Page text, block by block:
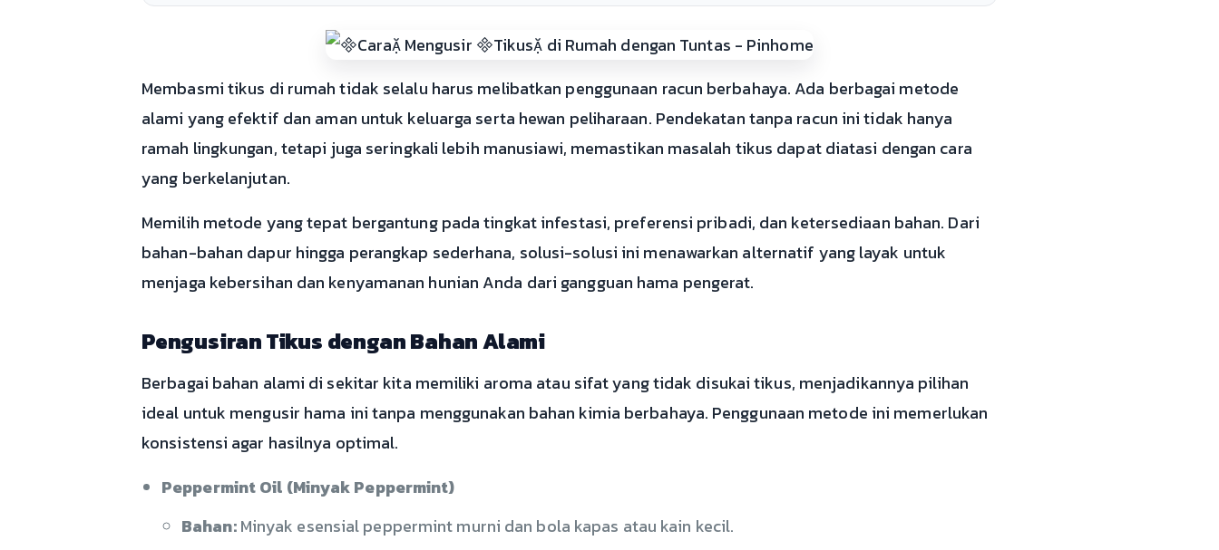
Membasmi tikus di rumah tidak selalu harus melibatkan penggunaan racun berbahaya. Ada berbagai metode
alami yang efektif dan aman untuk keluarga serta hewan peliharaan. Pendekatan tanpa racun ini tidak hanya
ramah lingkungan, tetapi juga seringkali lebih manusiawi, memastikan masalah tikus dapat diatasi dengan cara
yang berkelanjutan.
Memilih metode yang tepat bergantung pada tingkat infestasi, preferensi pribadi, dan ketersediaan bahan. Dari
bahan-bahan dapur hingga perangkap sederhana, solusi-solusi ini menawarkan alternatif yang layak untuk
menjaga kebersihan dan kenyamanan hunian Anda dari gangguan hama pengerat.
Pengusiran Tikus dengan Bahan Alami
Berbagai bahan alami di sekitar kita memiliki aroma atau sifat yang tidak disukai tikus, menjadikannya pilihan
ideal untuk mengusir hama ini tanpa menggunakan bahan kimia berbahaya. Penggunaan metode ini memerlukan
konsistensi agar hasilnya optimal.
Peppermint Oil (Minyak Peppermint)
Bahan:Minyak esensial peppermint murni dan bola kapas atau kain kecil.